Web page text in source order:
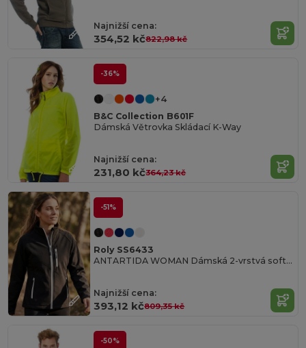
Najnižší cena:
354,52 kč822,98 kč
-36%
+4
B&C Collection B601F
Dámská Větrovka Skládací K-Way
Najnižší cena:
231,80 kč364,23 kč
-51%
Roly SS6433
ANTARTIDA WOMAN Dámská 2-vrstvá softshellová bunda1
Najnižší cena:
393,12 kč809,35 kč
-50%